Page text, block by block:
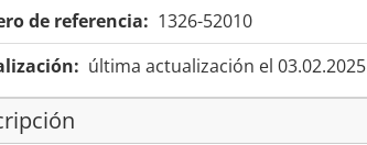
de referencia: 1326-52010
última actualización el 03.02.2025